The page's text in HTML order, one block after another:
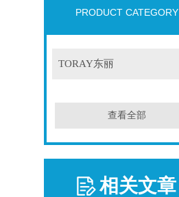
PRODUCT CATEGORY
TORAY东丽
查看全部
相关文章